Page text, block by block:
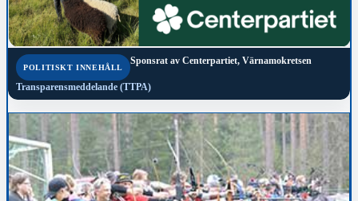
POLITISKT INNEHÅLL
Sponsrat av Centerpartiet, Värnamokretsen
Transparensmeddelande (TTPA)